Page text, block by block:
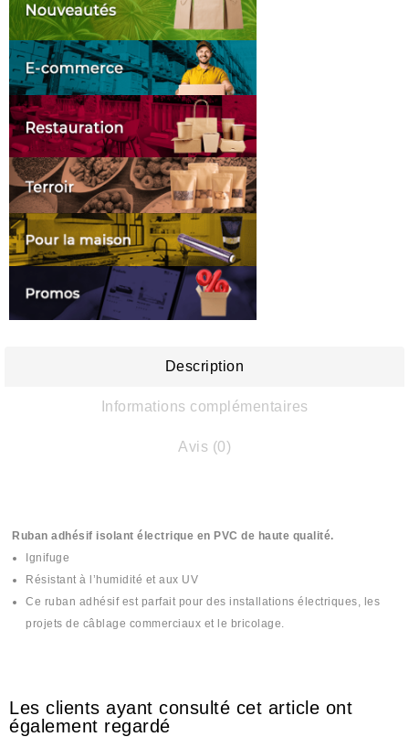
Description
Informations complémentaires
Avis (0)
Ruban adhésif isolant électrique en PVC de haute qualité.
Ignifuge
Résistant à l’humidité et aux UV
Ce ruban adhésif est parfait pour des installations électriques, les
projets de câblage commerciaux et le bricolage.
Les clients ayant consulté cet article ont
également regardé